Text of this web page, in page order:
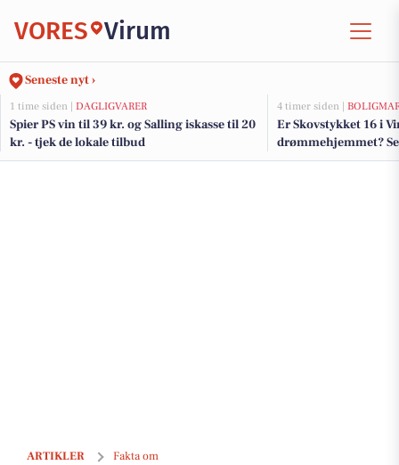
VORES Virum
Seneste nyt ›
1 time siden | DAGLIGVARER
Spier PS vin til 39 kr. og Salling iskasse til 20
kr. - tjek de lokale tilbud
4 timer siden |
Er Skovstykket 16 i
drømmehjemmet?
salg nu for op til
ARTIKLER Fakta om
Færre indbyggere i Lyngby-Taarbæk Kommune oplever indbrud